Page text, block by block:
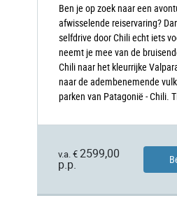
Ben je op zoek naar een
afwisselende reiservaring?
selfdrive door Chili echt iets
neemt je mee van de
Chili naar het kleurrijke
naar de adembenemende
parken van Patagonië - Chili.
v.a. € 2599,00
p.p.